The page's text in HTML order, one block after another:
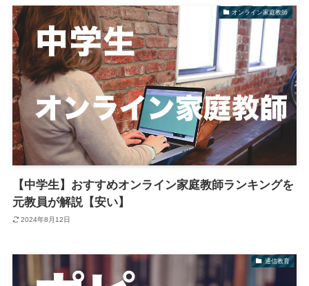
オンライン家庭教師
【中学生】おすすめオンライン家庭教師ランキングを
元教員が解説【安い】
2024年8月12日
通信教育